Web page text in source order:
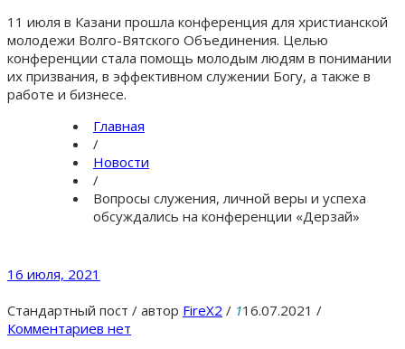
11 июля в Казани прошла конференция для христианской
молодежи Волго-Вятского Объединения. Целью
конференции стала помощь молодым людям в понимании
их призвания, в эффективном служении Богу, а также в
работе и бизнесе.
Главная
/
Новости
/
Вопросы служения, личной веры и успеха
обсуждались на конференции «Дерзай»
16 июля, 2021
Стандартный пост / автор FireX2 / 116.07.2021 /
Комментариев нет